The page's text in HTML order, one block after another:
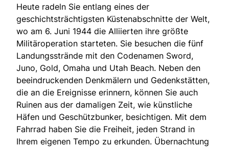
Heute radeln Sie entlang eines der
geschichtsträchtigsten Küstenabschnitte der Welt,
wo am 6. Juni 1944 die Alliierten ihre größte
Militäroperation starteten. Sie besuchen die fünf
Landungsstrände mit den Codenamen Sword,
Juno, Gold, Omaha und Utah Beach. Neben den
beeindruckenden Denkmälern und Gedenkstätten,
die an die Ereignisse erinnern, können Sie auch
Ruinen aus der damaligen Zeit, wie künstliche
Häfen und Geschützbunker, besichtigen. Mit dem
Fahrrad haben Sie die Freiheit, jeden Strand in
Ihrem eigenen Tempo zu erkunden. Übernachtung